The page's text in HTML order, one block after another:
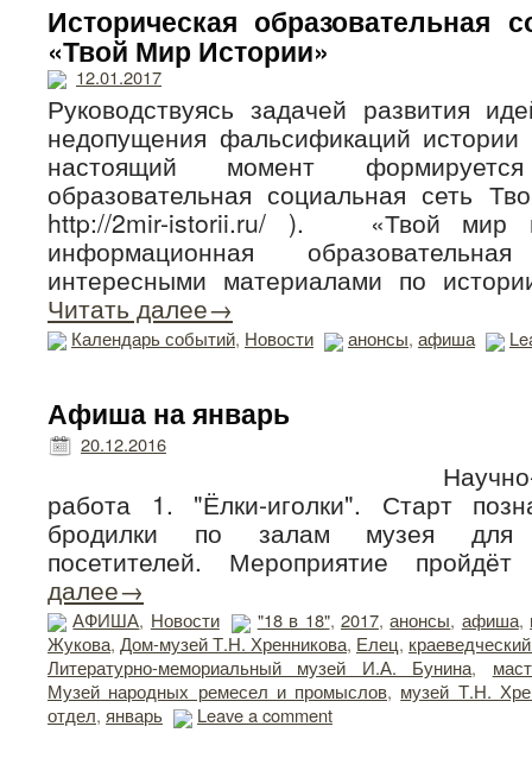
Историческая образовательная
«Твой Мир Истории»
12.01.2017
Руководствуясь задачей развития
недопущения фальсификаций
настоящий момент формируется
образовательная социальная сеть
http://2mir-istorii.ru/ ). «Твой мир
информационная
интересными материалами по
Читать далее→
Календарь событий, Новости анонсы, афиша
Афиша на январь
20.12.2016
Научно-
работа 1. "Ёлки-иголки". Старт
бродилки по залам музея для
посетителей. Мероприятие
далее→
АФИША, Новости "18 в 18", 2017,анонсы, афиша,
Жукова, Дом-музей Т.Н. Хренникова, Елец,
Литературно-мемориальный музей И.А. Бунина,
Музей народных ремесел и промыслов, музей Т.Н.
отдел, январь Leave a comment